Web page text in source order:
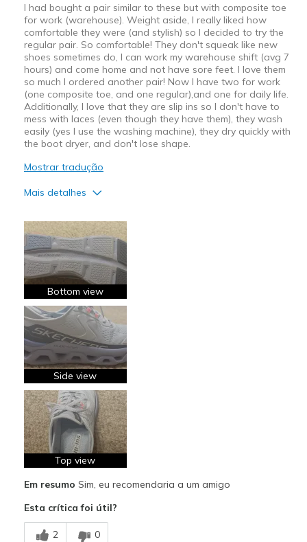
I had bought a pair similar to these but with composite toe
for work (warehouse). Weight aside, I really liked how
comfortable they were (and stylish) so I decided to try the
regular pair. So comfortable! They don't squeak like new
shoes sometimes do, I can work my warehouse shift (avg 7
hours) and come home and not have sore feet. I love them
so much I ordered another pair! Now I have two for work
(one composite toe, and one regular),and one for daily life.
Additionally, I love that they are slip ins so I don't have to
mess with laces (even though they have them), they wash
easily (yes I use the washing machine), they dry quickly with
the boot dryer, and don't lose shape.
Mostrar tradução
Mais detalhes
Attractive Design
Breathe Well
Comfortable
Durable
Stylish
Melhores utilizações
Casual Wear
Going Out
Travel
Work
View On Shoes
Bottom view
Side view
Top view
Em resumo Sim, eu recomendaria a um amigo
Esta crítica foi útil?
2 0